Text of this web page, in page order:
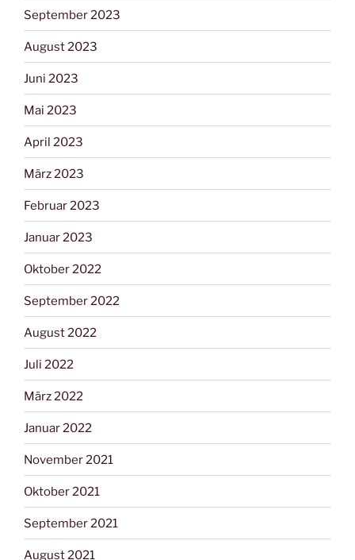
September 2023
August 2023
Juni 2023
Mai 2023
April 2023
März 2023
Februar 2023
Januar 2023
Oktober 2022
September 2022
August 2022
Juli 2022
März 2022
Januar 2022
November 2021
Oktober 2021
September 2021
August 2021